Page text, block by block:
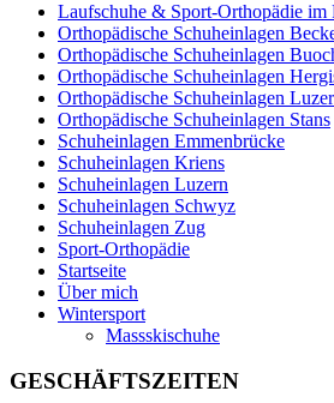
Laufschuhe & Sport-Orthopädie im
Orthopädische Schuheinlagen
Orthopädische Schuheinlagen
Orthopädische Schuheinlagen
Orthopädische Schuheinlagen
Orthopädische Schuheinlagen Stans
Schuheinlagen Emmenbrücke
Schuheinlagen Kriens
Schuheinlagen Luzern
Schuheinlagen Schwyz
Schuheinlagen Zug
Sport-Orthopädie
Startseite
Über mich
Wintersport
Massskischuhe
GESCHÄFTSZEITEN